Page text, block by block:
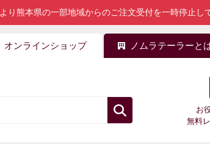
り熊本県の一部地域からのご注文受付を一時停止し
オンラインショップ ノムラテーラーと
お
無料